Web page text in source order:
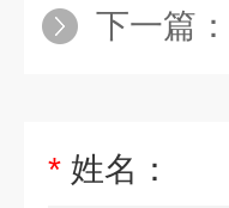
下一篇：
* 姓名：